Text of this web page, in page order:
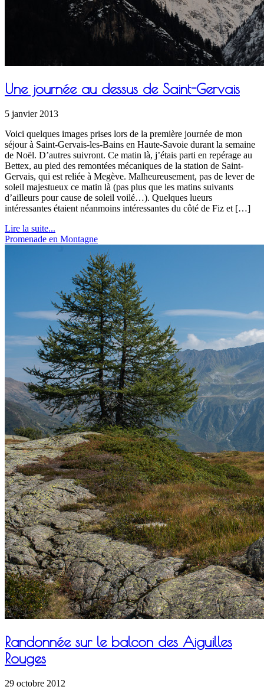
Une journée au dessus de Saint-Gervais
5 janvier 2013
Voici quelques images prises lors de la première journée de mon
séjour à Saint-Gervais-les-Bains en Haute-Savoie durant la semaine
de Noël. D’autres suivront. Ce matin là, j’étais parti en repérage au
Bettex, au pied des remontées mécaniques de la station de Saint-
Gervais, qui est reliée à Megève. Malheureusement, pas de lever de
soleil majestueux ce matin là (pas plus que les matins suivants
d’ailleurs pour cause de soleil voilé…). Quelques lueurs
intéressantes étaient néanmoins intéressantes du côté de Fiz et […]
Lire la suite...
Promenade en Montagne
Randonnée sur le balcon des Aiguilles
Rouges
29 octobre 2012